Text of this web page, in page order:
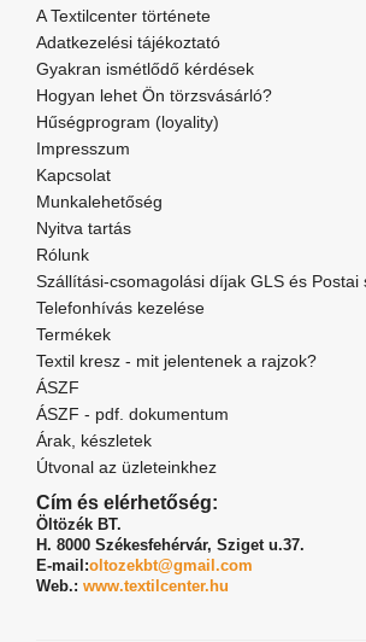
A Textilcenter története
Adatkezelési tájékoztató
Gyakran ismétlődő kérdések
Hogyan lehet Ön törzsvásárló?
Hűségprogram (loyality)
Impresszum
Kapcsolat
Munkalehetőség
Nyitva tartás
Rólunk
Szállítási-csomagolási díjak GLS és Postai
Telefonhívás kezelése
Termékek
Textil kresz - mit jelentenek a rajzok?
ÁSZF
ÁSZF - pdf. dokumentum
Árak, készletek
Útvonal az üzleteinkhez
Cím és elérhetőség:
Öltözék BT.
H. 8000 Székesfehérvár, Sziget u.37.
E-mail:oltozekbt@gmail.com
Web.: www.textilcenter.hu